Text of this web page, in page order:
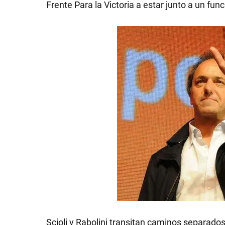
Frente Para la Victoria a estar junto a un
Scioli y Rabolini transitan caminos
POLÍTICA
ACTUALIDAD
POLICIALES
ECONOMÍA